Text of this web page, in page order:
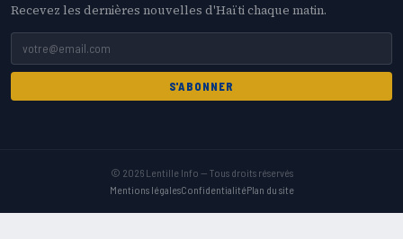
Recevez les dernières nouvelles d'Haïti chaque matin.
S'ABONNER
© 2026 Lentille Info — Tous droits réservés
Mentions légalesConfidentialitéPlan du site